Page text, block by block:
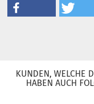
KUNDEN, WELCHE
HABEN AUCH